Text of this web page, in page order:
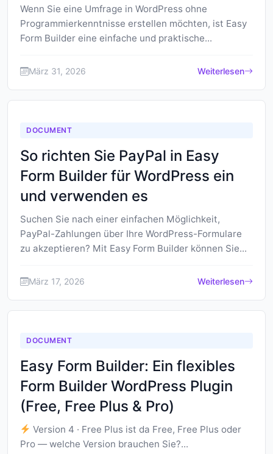
Wenn Sie eine Umfrage in WordPress ohne
Programmierkenntnisse erstellen möchten, ist Easy
Form Builder eine einfache und praktische...
März 31, 2026 Weiterlesen
DOCUMENT
So richten Sie PayPal in Easy
Form Builder für WordPress ein
und verwenden es
Suchen Sie nach einer einfachen Möglichkeit,
PayPal-Zahlungen über Ihre WordPress-Formulare
zu akzeptieren? Mit Easy Form Builder können Sie...
März 17, 2026 Weiterlesen
DOCUMENT
Easy Form Builder: Ein flexibles
Form Builder WordPress Plugin
(Free, Free Plus & Pro)
Version 4 · Free Plus ist da Free, Free Plus oder
Pro — welche Version brauchen Sie?...